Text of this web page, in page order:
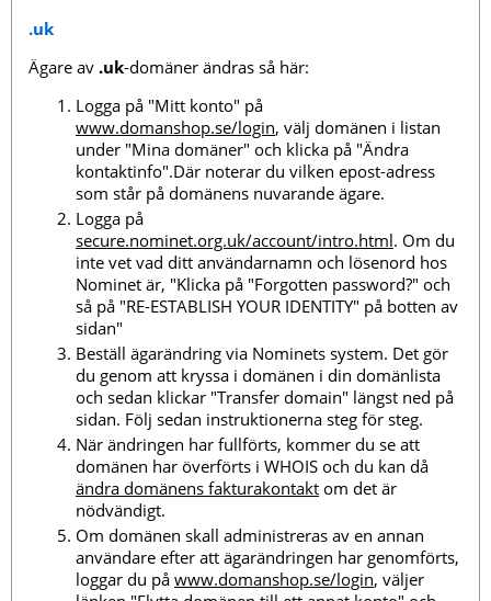
.uk
Ägare av .uk-domäner ändras så här:
Logga på "Mitt konto" på
www.domanshop.se/login, välj domänen i listan
under "Mina domäner" och klicka på "Ändra
kontaktinfo".Där noterar du vilken epost-adress
som står på domänens nuvarande ägare.
Logga på
secure.nominet.org.uk/account/intro.html. Om du
inte vet vad ditt användarnamn och lösenord hos
Nominet är, "Klicka på "Forgotten password?" och
så på "RE-ESTABLISH YOUR IDENTITY" på botten av
sidan"
Beställ ägarändring via Nominets system. Det gör
du genom att kryssa i domänen i din domänlista
och sedan klickar "Transfer domain" längst ned på
sidan. Följ sedan instruktionerna steg för steg.
När ändringen har fullförts, kommer du se att
domänen har överförts i WHOIS och du kan då
ändra domänens fakturakontakt om det är
nödvändigt.
Om domänen skall administreras av en annan
användare efter att ägarändringen har genomförts,
loggar du på www.domanshop.se/login, väljer